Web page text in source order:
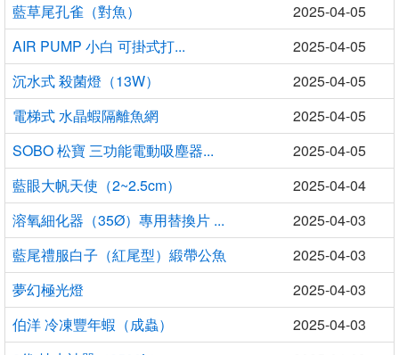
藍草尾孔雀（對魚）
2025-04-05
AIR PUMP 小白 可掛式打...
2025-04-05
沉水式 殺菌燈（13W）
2025-04-05
電梯式 水晶蝦隔離魚網
2025-04-05
SOBO 松寶 三功能電動吸塵器...
2025-04-05
藍眼大帆天使（2~2.5cm）
2025-04-04
溶氧細化器（35Ø）專用替換片 ...
2025-04-03
藍尾禮服白子（紅尾型）緞帶公魚
2025-04-03
夢幻極光燈
2025-04-03
伯洋 冷凍豐年蝦（成蟲）
2025-04-03